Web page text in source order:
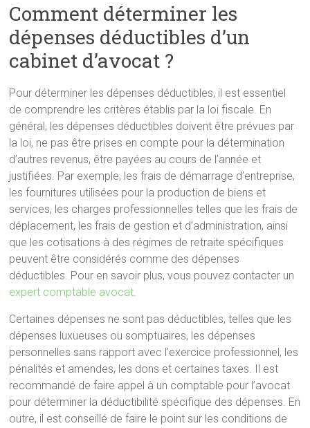
Comment déterminer les
dépenses déductibles d’un
cabinet d’avocat ?
Pour déterminer les dépenses déductibles, il est essentiel
de comprendre les critères établis par la loi fiscale. En
général, les dépenses déductibles doivent être prévues par
la loi, ne pas être prises en compte pour la détermination
d’autres revenus, être payées au cours de l’année et
justifiées. Par exemple, les frais de démarrage d’entreprise,
les fournitures utilisées pour la production de biens et
services, les charges professionnelles telles que les frais de
déplacement, les frais de gestion et d’administration, ainsi
que les cotisations à des régimes de retraite spécifiques
peuvent être considérés comme des dépenses
déductibles. Pour en savoir plus, vous pouvez contacter un
expert comptable avocat.
Certaines dépenses ne sont pas déductibles, telles que les
dépenses luxueuses ou somptuaires, les dépenses
personnelles sans rapport avec l’exercice professionnel, les
pénalités et amendes, les dons et certaines taxes. Il est
recommandé de faire appel à un comptable pour l’avocat
pour déterminer la déductibilité spécifique des dépenses. En
outre, il est conseillé de faire le point sur les conditions de